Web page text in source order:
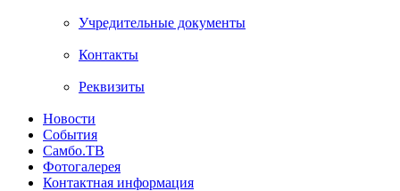
Учредительные документы
Контакты
Реквизиты
Новости
События
Самбо.ТВ
Фотогалерея
Контактная информация